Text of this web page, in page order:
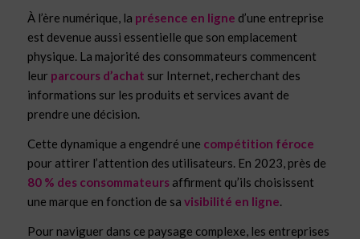
À l’ère numérique, la présence en ligne d’une entreprise
est devenue aussi essentielle que son emplacement
physique. La majorité des consommateurs commencent
leur parcours d’achat sur Internet, recherchant des
informations sur les produits et services avant de
prendre une décision.
Cette dynamique a engendré une compétition féroce
pour attirer l’attention des utilisateurs. En 2023, près de
80 % des consommateursaffirment qu’ils choisissent
une marque en fonction de sa visibilité en ligne.
Pour naviguer dans ce paysage complexe, les entreprises